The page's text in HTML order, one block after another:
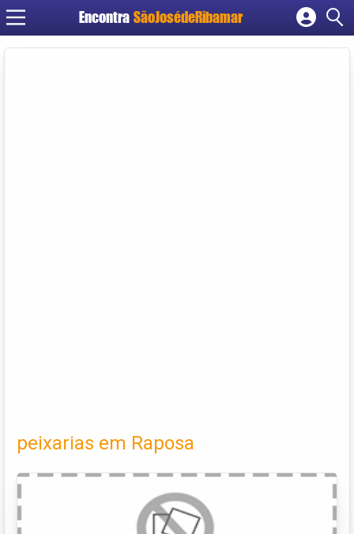
Encontra SãoJosédeRibamar
Cadastrar empresa
peixarias em Raposa